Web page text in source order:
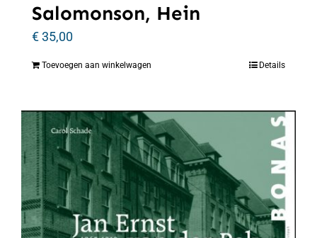
Salomonson, Hein
€35,00
Toevoegen aan winkelwagen Details